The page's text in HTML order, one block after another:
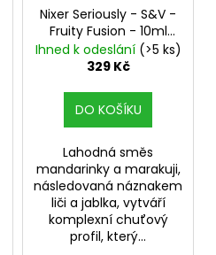
Nixer Seriously - S&V -
Fruity Fusion - 10ml
Mandarinka, Marakuja,
Liči, Mango
Ihned k odeslání (>5 ks)
329 Kč
DO KOŠÍKU
Lahodná směs
mandarinky a marakuji,
následovaná náznakem
liči a jablka, vytváří
komplexní chuťový
profil, který...